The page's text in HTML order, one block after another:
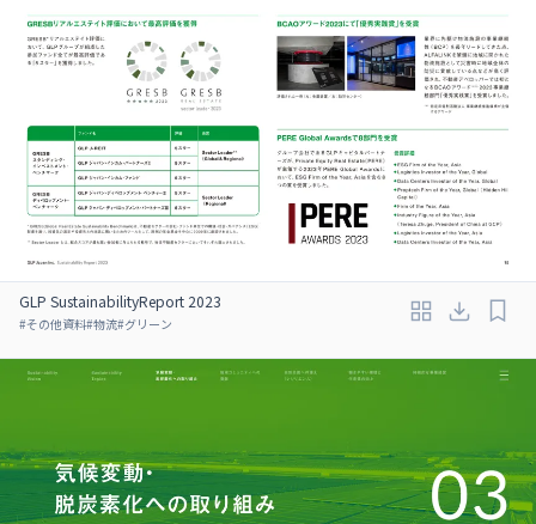
GLP SustainabilityReport 2023
#その他資料#物流#グリーン